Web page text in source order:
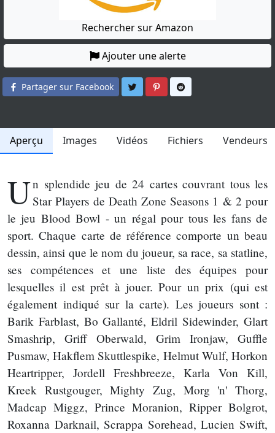
Rechercher sur Amazon
Ajouter une alerte
Partager sur Facebook Partager sur Twitter
Partager sur Pinterest
Aperçu Images Vidéos Fichiers Vendeurs
Un splendide jeu de 24 cartes couvrant tous les
Star Players de Death Zone Seasons 1 & 2 pour
le jeu Blood Bowl - un régal pour tous les fans de
sport. Chaque carte de référence comporte un beau
dessin, ainsi que le nom du joueur, sa race, sa statline,
ses compétences et une liste des équipes pour
lesquelles il est prêt à jouer. Pour un prix (qui est
également indiqué sur la carte). Les joueurs sont :
Barik Farblast, Bo Gallanté, Eldril Sidewinder, Glart
Smashrip, Griff Oberwald, Grim Ironjaw, Guffle
Pusmaw, Hakflem Skuttlespike, Helmut Wulf, Horkon
Heartripper, Jordell Freshbreeze, Karla Von Kill,
Kreek Rustgouger, Mighty Zug, Morg 'n' Thorg,
Madcap Miggz, Prince Moranion, Ripper Bolgrot,
Roxanna Darknail, Scrappa Sorehead, Lucien Swift,